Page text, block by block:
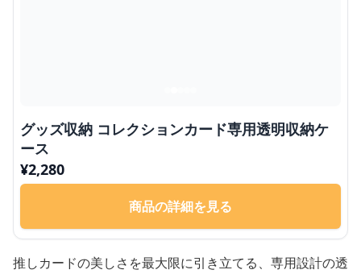
グッズ収納 コレクションカード専用透明収納ケ
ース
¥2,280
商品の詳細を見る
推しカードの美しさを最大限に引き立てる、専用設計の透